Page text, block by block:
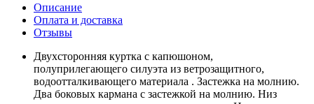
Описание
Оплата и доставка
Отзывы
Двухсторонняя куртка с капюшоном,
полуприлегающего силуэта из ветрозащитного,
водоотталкивающего материала . Застежка на молнию.
Два боковых кармана с застежкой на молнию. Низ